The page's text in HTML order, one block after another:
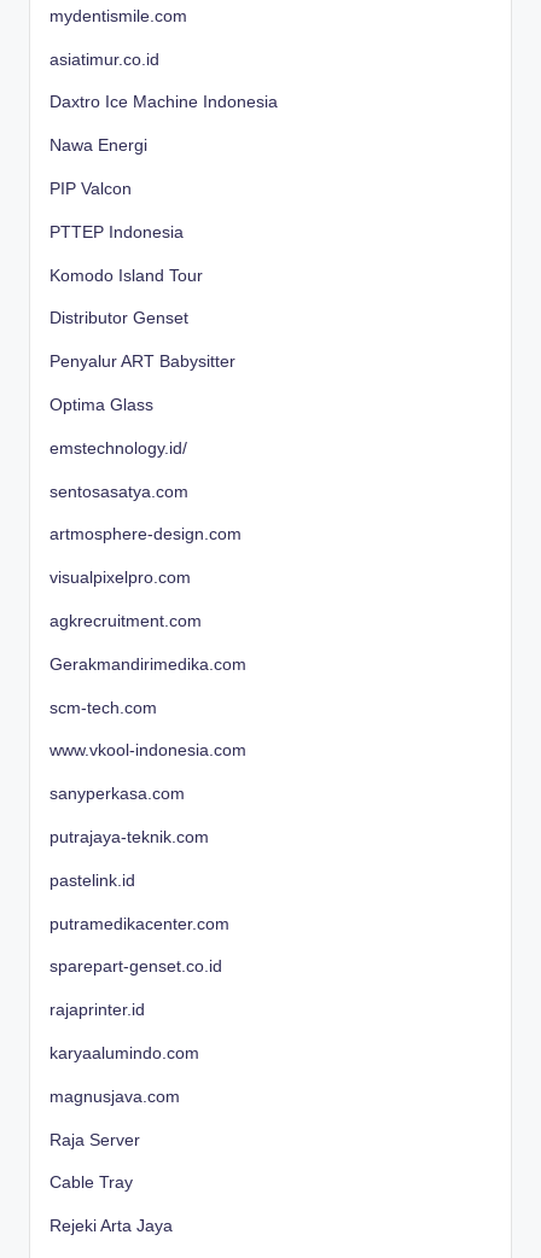
mydentismile.com
asiatimur.co.id
Daxtro Ice Machine Indonesia
Nawa Energi
PIP Valcon
PTTEP Indonesia
Komodo Island Tour
Distributor Genset
Penyalur ART Babysitter
Optima Glass
emstechnology.id/
sentosasatya.com
artmosphere-design.com
visualpixelpro.com
agkrecruitment.com
Gerakmandirimedika.com
scm-tech.com
www.vkool-indonesia.com
sanyperkasa.com
putrajaya-teknik.com
pastelink.id
putramedikacenter.com
sparepart-genset.co.id
rajaprinter.id
karyaalumindo.com
magnusjava.com
Raja Server
Cable Tray
Rejeki Arta Jaya